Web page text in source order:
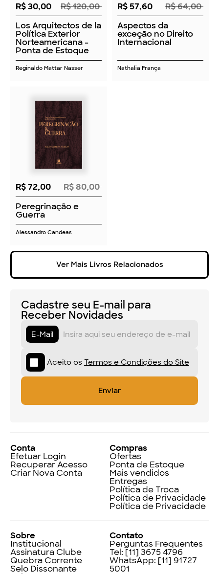
R$ 30,00
R$ 120,00
Los Arquitectos de la
Política Exterior
Norteamericana -
Ponta de Estoque
Reginaldo Mattar Nasser
R$ 57,60
R$ 64,00
Aspectos da
exceção no Direito
Internacional
Nathalia França
R$ 72,00
R$ 80,00
Peregrinação e
Guerra
Alessandro Candeas
Ver Mais Livros Relacionados
Cadastre seu E-mail para
Receber Novidades
E-Mail
Aceito os Termos e Condições do Site
Conta
Efetuar Login
Recuperar Acesso
Criar Nova Conta
Compras
Ofertas
Ponta de Estoque
Mais vendidos
Entregas
Política de Troca
Política de Privacidade
Política de Privacidade
Sobre
Institucional
Assinatura Clube
Quebra Corrente
Selo Dissonante
Contato
Perguntas Frequentes
Tel: [11] 3675 4796
WhatsApp: [11] 91727
5001